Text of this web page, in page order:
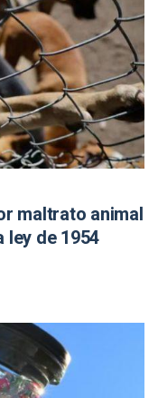
maltrato animal
ley de 1954